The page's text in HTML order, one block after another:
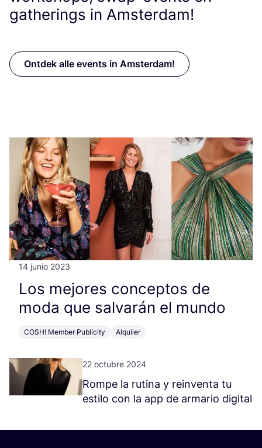
gatherings in Amsterdam!
Ontdek alle events in Amsterdam!
14 junio 2023
Los mejo­res con­cep­tos de
moda que sal­va­rán el mundo
COSH! Member Publicity Alquiler
22 octubre 2024
Rom­pe la ruti­na y rein­ven­ta tu
esti­lo con la app de arma­rio digital